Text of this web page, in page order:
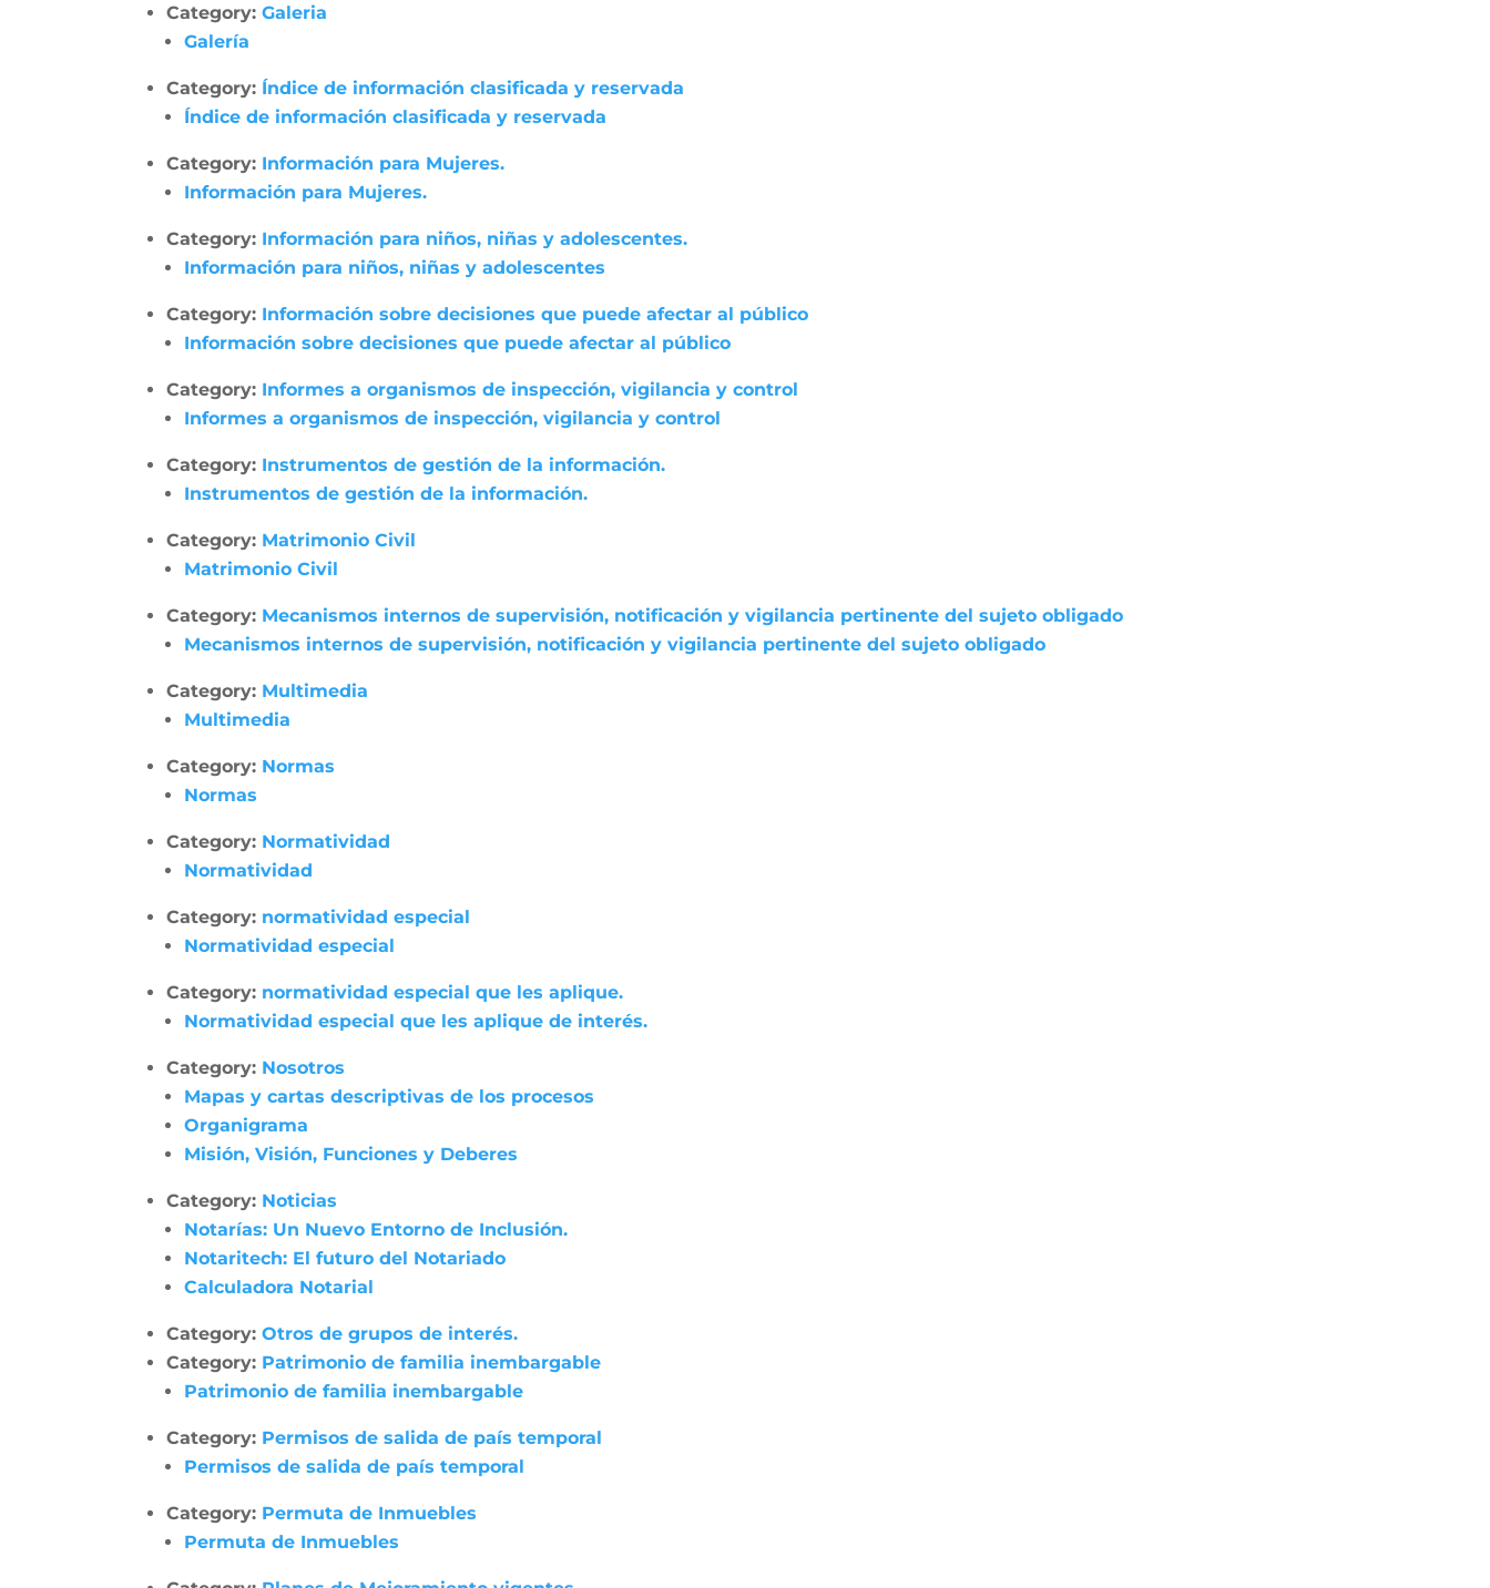
Category:Galeria
Galería
Category: Índice de información clasificada y reservada
Índice de información clasificada y reservada
Category: Información para Mujeres.
Información para Mujeres.
Category: Información para niños, niñas y adolescentes.
Información para niños, niñas y adolescentes
Category: Información sobre decisiones que puede afectar al público
Información sobre decisiones que puede afectar al público
Category: Informes a organismos de inspección, vigilancia y control
Informes a organismos de inspección, vigilancia y control
Category: Instrumentos de gestión de la información.
Instrumentos de gestión de la información.
Category: Matrimonio Civil
Matrimonio Civil
Category: Mecanismos internos de supervisión, notificación y vigilancia pertinente del sujeto obligado
Mecanismos internos de supervisión, notificación y vigilancia pertinente del sujeto obligado
Category: Multimedia
Multimedia
Category: Normas
Normas
Category: Normatividad
Normatividad
Category: normatividad especial
Normatividad especial
Category: normatividad especial que les aplique.
Normatividad especial que les aplique de interés.
Category: Nosotros
Mapas y cartas descriptivas de los procesos
Organigrama
Misión, Visión, Funciones y Deberes
Category: Noticias
Notarías: Un Nuevo Entorno de Inclusión.
Notaritech: El futuro del Notariado
Calculadora Notarial
Category:Otros de grupos de interés.
Category: Patrimonio de familia inembargable
Patrimonio de familia inembargable
Category: Permisos de salida de país temporal
Permisos de salida de país temporal
Category: Permuta de Inmuebles
Permuta de Inmuebles